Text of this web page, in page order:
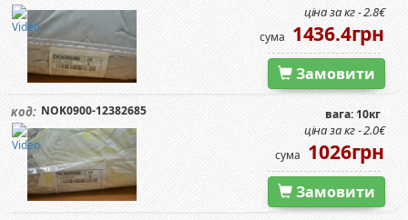
ціна за кг - 2.8€
сума 1436.4грн
Замовити
код: NOK0900-12382685 вага: 10кг
ціна за кг - 2.0€
сума 1026грн
Замовити